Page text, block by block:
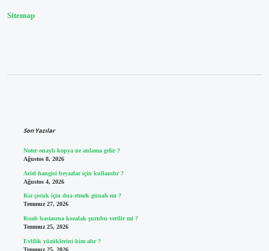
Sitemap
Son Yazılar
Noter onaylı kopya ne anlama gelir ?
Ağustos 8, 2026
Ariel hangisi beyazlar için kullanılır ?
Ağustos 4, 2026
Kız çocuk için dua etmek günah mı ?
Temmuz 27, 2026
Koah hastasına kozalak şurubu verilir mi ?
Temmuz 25, 2026
Evlilik yüzüklerini kim alır ?
Temmuz 25, 2026